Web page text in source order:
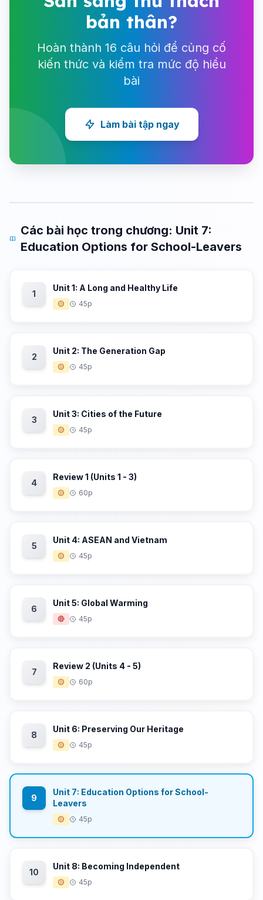
bản thân?
Hoàn thành 16 câu hỏi để củng cố
kiến thức và kiểm tra mức độ hiểu
bài
Làm bài tập ngay
Các bài học trong chương: Unit 7:
Education Options for School-Leavers
1
Unit 1: A Long and Healthy Life
🟡 45p
2
Unit 2: The Generation Gap
🟡 45p
3
Unit 3: Cities of the Future
🟡 45p
4
Review 1 (Units 1 - 3)
🟡 60p
5
Unit 4: ASEAN and Vietnam
🟡 45p
6
Unit 5: Global Warming
🔴 45p
7
Review 2 (Units 4 - 5)
🟡 60p
8
Unit 6: Preserving Our Heritage
🟡 45p
9
Unit 7: Education Options for School-
Leavers
🟡 45p
10
Unit 8: Becoming Independent
🟡 45p